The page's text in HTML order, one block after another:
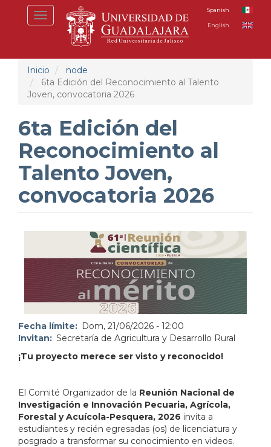
Toggle
navigation
Spanish
English
Inicio
node
6ta Edición del Reconocimiento al Talento
Joven, convocatoria 2026
6ta Edición del
Reconocimiento al
Talento Joven,
convocatoria 2026
Fecha límite
Dom, 21/06/2026 - 12:00
Invitan
Secretaría de Agricultura y Desarrollo Rural
¡Tu proyecto merece ser visto y reconocido!
El Comité Organizador de la Reunión Nacional de
Investigación e Innovación Pecuaria, Agrícola,
Forestal y Acuícola-Pesquera, 2026 invita a
estudiantes y recién egresadas (os) de licenciatura y
posgrado a transformar su conocimiento en videos.